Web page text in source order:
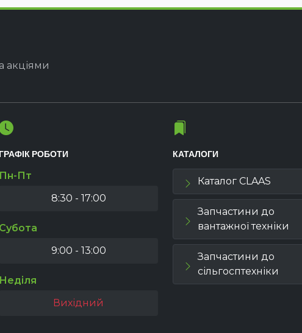
акціями
ГРАФІК РОБОТИ
Пн-Пт
8:30 - 17:00
Субота
9:00 - 13:00
Неділя
Вихідний
КАТАЛОГИ
Каталог CLAAS
Запчастини до
вантажної техніки
Запчастини до
сільгосптехніки